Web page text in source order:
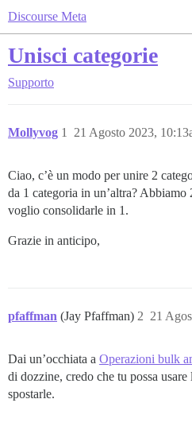
Discourse Meta
Unisci categorie
Supporto
Mollyvog 21 Agosto 2023,
1
Ciao, c’è un modo per unire 2
da 1 categoria in un’altra?
voglio consolidarle in 1.
Grazie in anticipo,
pfaffman (Jay Pfaffman) 21
2
Dai un’occhiata a Operazioni bulk
di dozzine, credo che tu possa
spostarle.